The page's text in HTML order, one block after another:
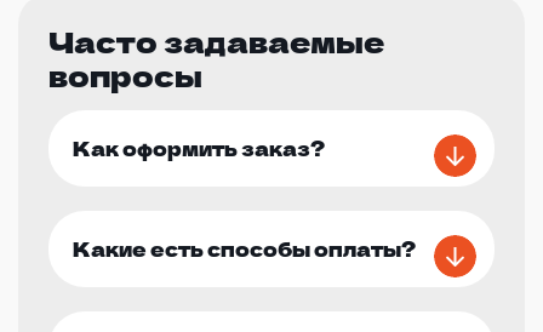
Часто задаваемые
вопросы
Как оформить заказ?
Какие есть способы оплаты?